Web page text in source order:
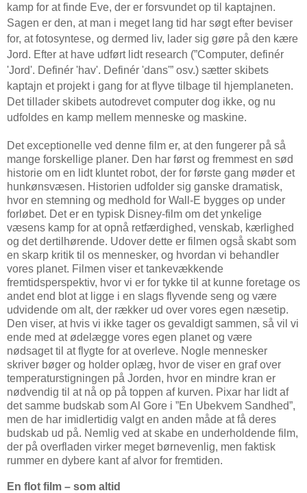
kamp for at finde Eve, der er forsvundet op til kaptajnen.
Sagen er den, at man i meget lang tid har søgt efter beviser
for, at fotosyntese, og dermed liv, lader sig gøre på den kære
Jord. Efter at have udført lidt research (”Computer, definér
'Jord'. Definér 'hav'. Definér 'dans'” osv.) sætter skibets
kaptajn et projekt i gang for at flyve tilbage til hjemplaneten.
Det tillader skibets autodrevet computer dog ikke, og nu
udfoldes en kamp mellem menneske og maskine.
Det exceptionelle ved denne film er, at den fungerer på så
mange forskellige planer. Den har først og fremmest en sød
historie om en lidt kluntet robot, der for første gang møder et
hunkønsvæsen. Historien udfolder sig ganske dramatisk,
hvor en stemning og medhold for Wall-E bygges op under
forløbet. Det er en typisk Disney-film om det ynkelige
væsens kamp for at opnå retfærdighed, venskab, kærlighed
og det dertilhørende. Udover dette er filmen også skabt som
en skarp kritik til os mennesker, og hvordan vi behandler
vores planet. Filmen viser et tankevækkende
fremtidsperspektiv, hvor vi er for tykke til at kunne foretage os
andet end blot at ligge i en slags flyvende seng og være
udvidende om alt, der rækker ud over vores egen næsetip.
Den viser, at hvis vi ikke tager os gevaldigt sammen, så vil vi
ende med at ødelægge vores egen planet og være
nødsaget til at flygte for at overleve. Nogle mennesker
skriver bøger og holder oplæg, hvor de viser en graf over
temperaturstigningen på Jorden, hvor en mindre kran er
nødvendig til at nå op på toppen af kurven. Pixar har lidt af
det samme budskab som Al Gore i ”En Ubekvem Sandhed”,
men de har imidlertidig valgt en anden måde at få deres
budskab ud på. Nemlig ved at skabe en underholdende film,
der på overfladen virker meget børnevenlig, men faktisk
rummer en dybere kant af alvor for fremtiden.
En flot film – som altid